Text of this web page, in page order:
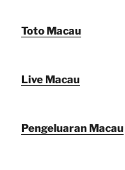
Toto Macau
Live Macau
Pengeluaran Macau